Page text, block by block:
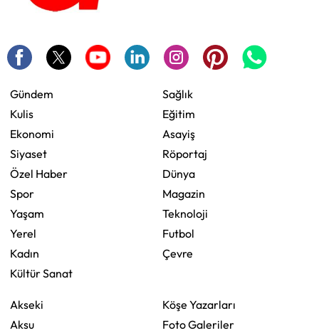
Gündem
Kulis
Ekonomi
Siyaset
Özel Haber
Spor
Yaşam
Yerel
Kadın
Kültür Sanat
Sağlık
Eğitim
Asayiş
Röportaj
Dünya
Magazin
Teknoloji
Futbol
Çevre
Akseki
Aksu
Köşe Yazarları
Foto Galeriler